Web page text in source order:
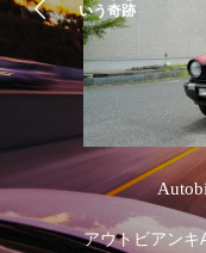
いう奇跡
アウトビアンキ